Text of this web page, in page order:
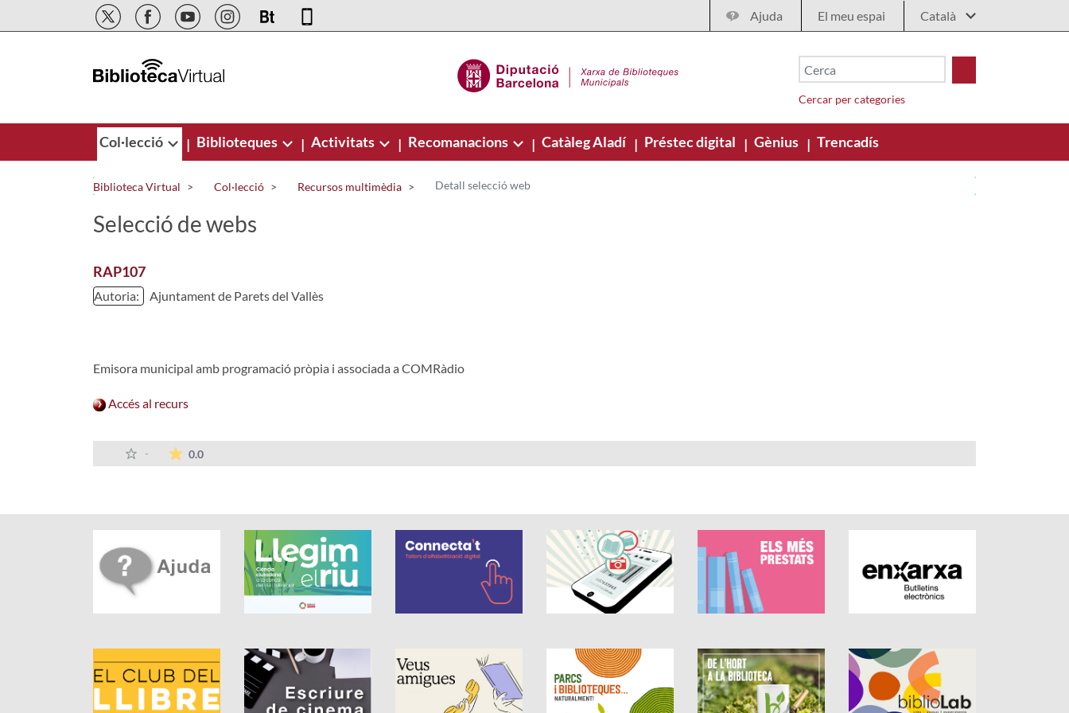
Salta al contingut principal Ajuda El meu espai
Cercar per categories
Col·lecció | Biblioteques | Activitats | Recomanacions | Catàleg Aladí | Préstec digital | Gènius | Trencadís
Biblioteca Virtual Col·lecció Recursos multimèdia Detall selecció web
Selecció de webs
RAP107
Autoria: Ajuntament de Parets del Vallès
Emisora municipal amb programació pròpia i associada a COMRàdio
Accés al recurs
- 0.0La mitjana de les valoracions és de 0 estrelles de 5.